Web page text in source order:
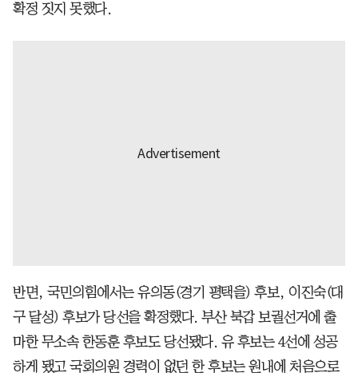
확정 짓지 못했다.
반면, 국민의힘에서는 유의동(경기 평택을) 후보, 이진숙(대
구 달성) 후보가 당선을 확정했다. 부산 북갑 보궐선거에 출
마한 무소속 한동훈 후보도 당선됐다. 유 후보는 4선에 성공
하게 됐고 국회의원 경력이 없던 한 후보는 원내에 처음으로